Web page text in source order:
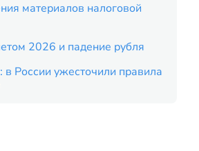
материалов налоговой
2026 и падение рубля
в России ужесточили правила